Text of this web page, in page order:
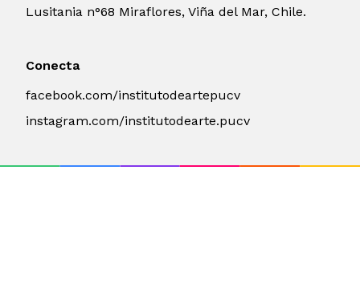
Lusitania n°68 Miraflores, Viña del Mar, Chile.
Conecta
facebook.com/institutodeartepucv
instagram.com/institutodearte.pucv